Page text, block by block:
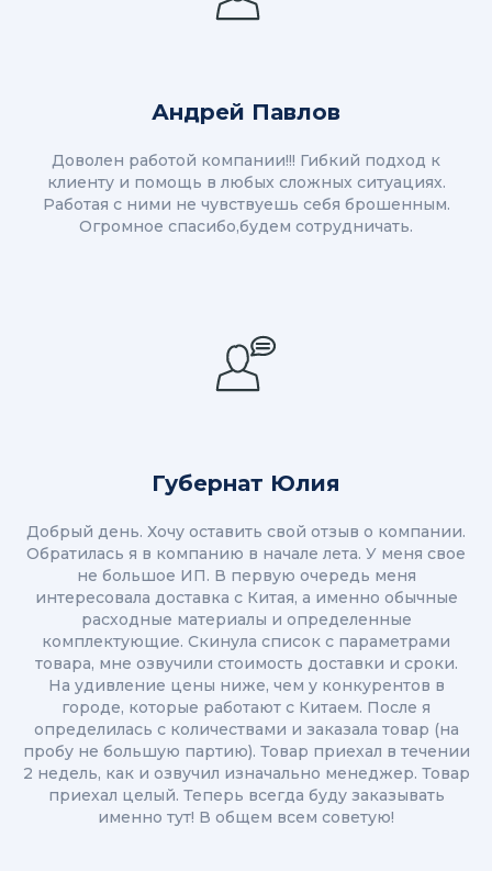
Андрей Павлов
Доволен работой компании!!! Гибкий подход к
клиенту и помощь в любых сложных ситуациях.
Работая с ними не чувствуешь себя брошенным.
Огромное спасибо,будем сотрудничать.
Губернат Юлия
Добрый день. Хочу оставить свой отзыв о компании.
Обратилась я в компанию в начале лета. У меня свое
не большое ИП. В первую очередь меня
интересовала доставка с Китая, а именно обычные
расходные материалы и определенные
комплектующие. Скинула список с параметрами
товара, мне озвучили стоимость доставки и сроки.
На удивление цены ниже, чем у конкурентов в
городе, которые работают с Китаем. После я
определилась с количествами и заказала товар (на
пробу не большую партию). Товар приехал в течении
2 недель, как и озвучил изначально менеджер. Товар
приехал целый. Теперь всегда буду заказывать
именно тут! В общем всем советую!